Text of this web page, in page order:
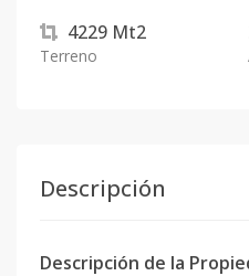
4229 Mt2
Terreno
Descripción
Descripción de la